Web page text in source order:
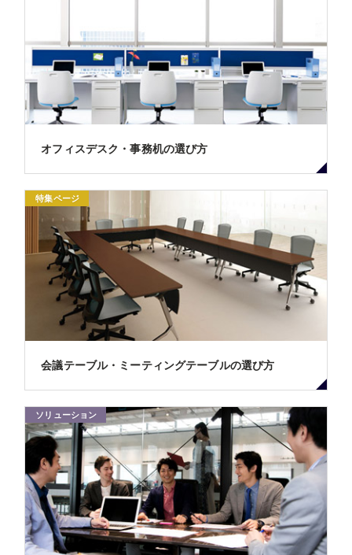
オフィスデスク・事務机の選び方
特集ページ
会議テーブル・ミーティングテーブルの選び方
ソリューション